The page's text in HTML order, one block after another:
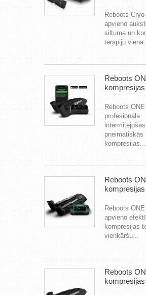
Reboots
apvieno
siltuma un
terapiju
Reboots
Reboots
profesionāla
intermitējošās
pneimatiskās
kompresijas...
Reboots
Reboots
apvieno
kompresijas
vienkāršu...
Reboots